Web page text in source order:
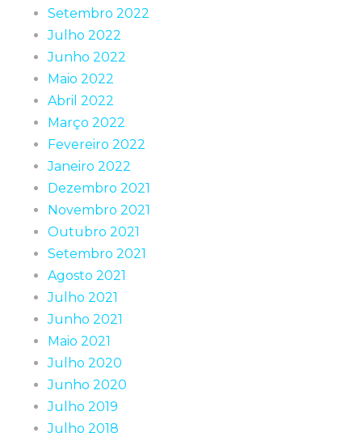
Setembro 2022
Julho 2022
Junho 2022
Maio 2022
Abril 2022
Março 2022
Fevereiro 2022
Janeiro 2022
Dezembro 2021
Novembro 2021
Outubro 2021
Setembro 2021
Agosto 2021
Julho 2021
Junho 2021
Maio 2021
Julho 2020
Junho 2020
Julho 2019
Julho 2018